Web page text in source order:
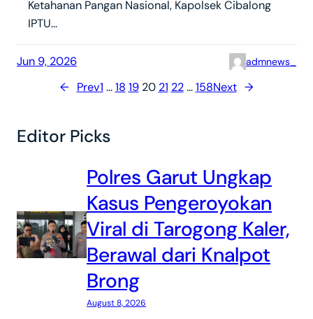
Ketahanan Pangan Nasional, Kapolsek Cibalong
IPTU…
Jun 9, 2026 admnews_
← Prev1 … 18 19 20 21 22 … 158Next →
Editor Picks
Polres Garut Ungkap
Kasus Pengeroyokan
Viral di Tarogong Kaler,
Berawal dari Knalpot
Brong
August 8, 2026